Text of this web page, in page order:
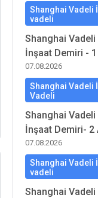
Shanghai Vadeli
vadeli
Shanghai
İnşaat Demiri -
07.08.2026
Shanghai Vadeli
Vadeli
Shanghai
İnşaat Demiri- 2
07.08.2026
Shanghai Vadeli
vadeli
Shanghai